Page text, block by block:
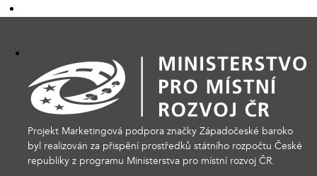
Projekt Marketingová podpora značky Západočeské baroko
byl realizován za přispění prostředků státního rozpočtu České
republiky z programu Ministerstva pro místní rozvoj ČR.